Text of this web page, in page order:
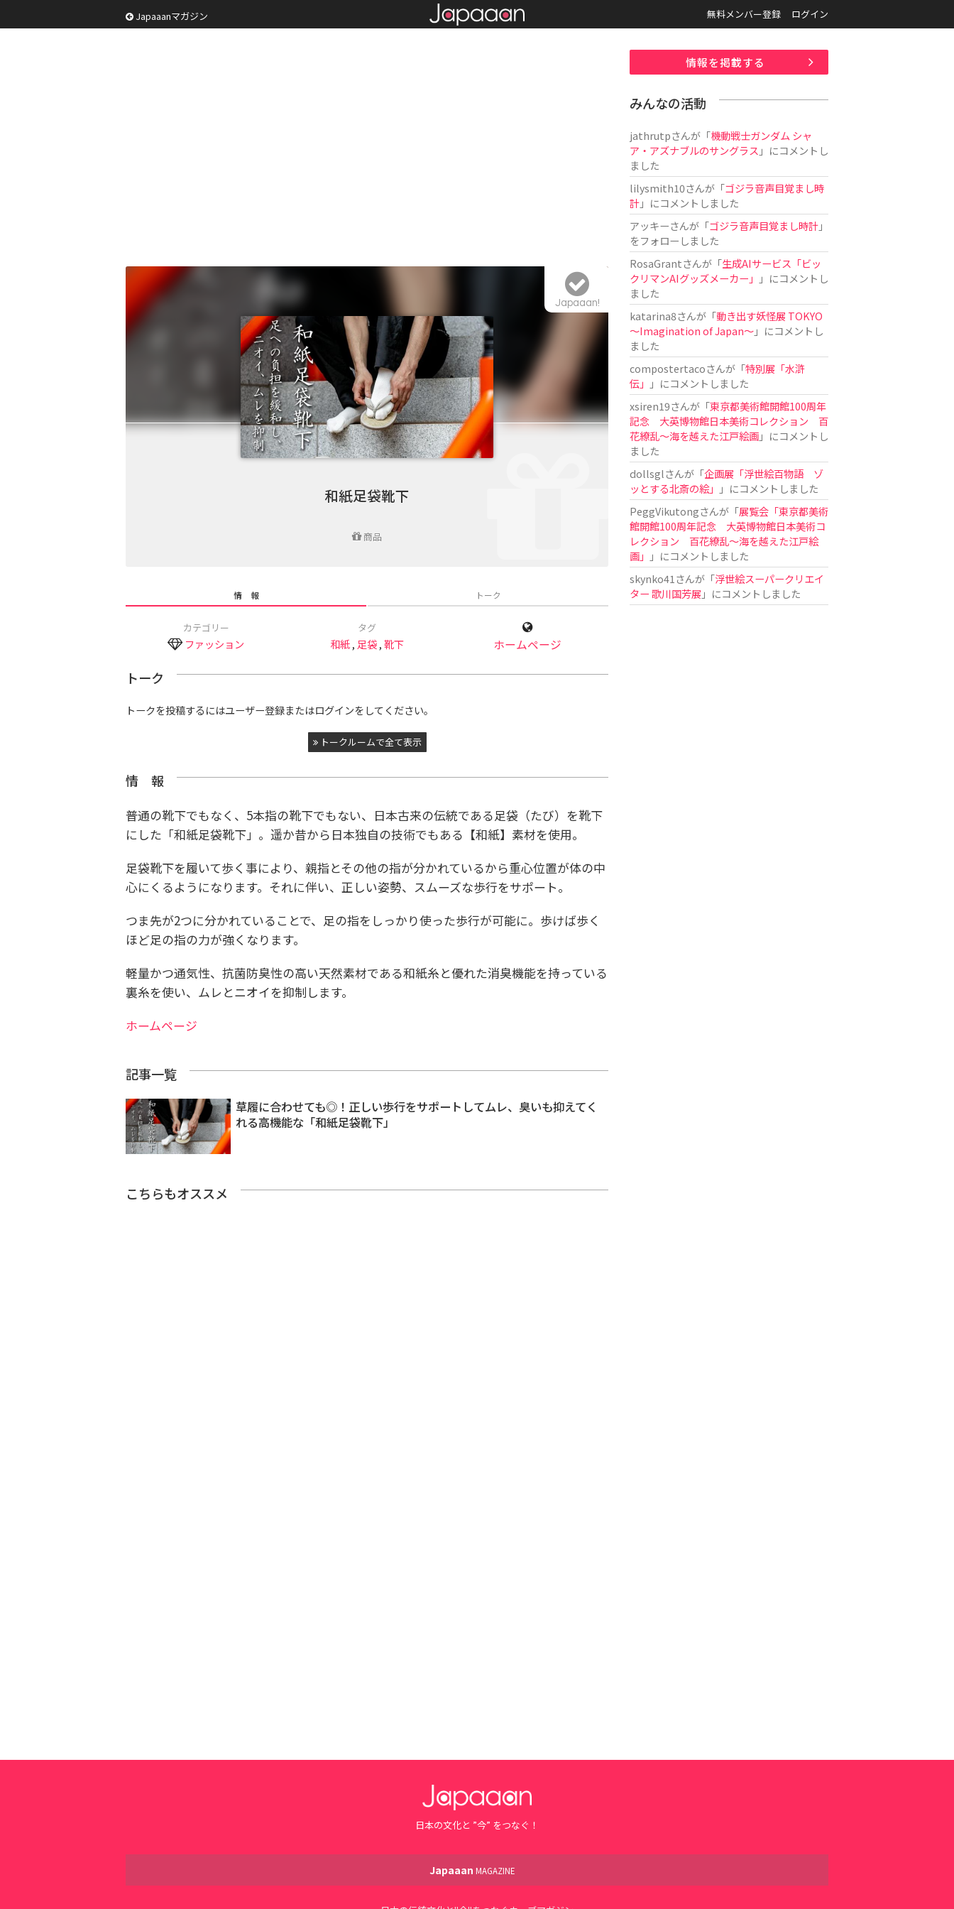
Japaaanマガジン 無料メンバー登録 ログイン
和紙足袋靴下
商品
Japaaan!
情 報 トーク
カテゴリー
ファッション
タグ
和紙, 足袋,靴下 ホームページ
トーク
トークを投稿するにはユーザー登録またはログインをしてください。
トークルームで全て表示
情 報
普通の靴下でもなく、5本指の靴下でもない、日本古来の伝統である足袋（たび）を靴下
にした「和紙足袋靴下」。 遥か昔から日本独自の技術でもある【和紙】素材を使用。
足袋靴下を履いて歩く事により、親指とその他の指が分かれているから重心位置が体の中
心にくるようになります。 それに伴い、正しい姿勢、スムーズな歩行をサポート。
つま先が2つに分かれていることで、足の指をしっかり使った歩行が可能に。 歩けば歩く
ほど足の指の力が強くなります。
軽量かつ通気性、抗菌防臭性の高い天然素材である和紙糸と優れた消臭機能を持っている
裏糸を使い、ムレとニオイを抑制します。
ホームページ
記事一覧
草履に合わせても◎！正しい歩行をサポートしてムレ、臭いも抑えてく
れる高機能な「和紙足袋靴下」
こちらもオススメ
情報を掲載する
みんなの活動
jathrutpさんが「機動戦士ガンダム シャ
ア・アズナブルのサングラス 」にコメントし
ました
lilysmith10さんが「ゴジラ音声目覚まし時
計」にコメントしました
アッキーさんが「ゴジラ音声目覚まし時計」
をフォローしました
RosaGrantさんが「生成AIサービス「ビッ
クリマンAIグッズメーカー」
」にコメントし
ました
katarina8さんが「動き出す妖怪展 TOKYO
〜Imagination of Japan〜」にコメントし
ました
compostertacoさんが「特別展「水滸
伝」
」にコメントしました
xsiren19さんが「東京都美術館開館100周年
記念 大英博物館日本美術コレクション 百
花繚乱～海を越えた江戸絵画」にコメントし
ました
dollsglさんが「企画展「浮世絵百物語 ゾ
ッとする北斎の絵」
」にコメントしました
PeggVikutongさんが「展覧会「東京都美術
館開館100周年記念 大英博物館日本美術コ
レクション 百花繚乱〜海を越えた江戸絵
画」
」にコメントしました
skynko41 さんが「浮世絵スーパークリエイ
ター 歌川国芳展 」にコメントしました
日本の文化と ”今” をつなぐ！
Japaaan MAGAZINE